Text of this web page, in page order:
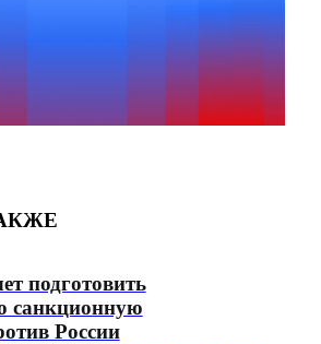
подготовить
санкционную
России